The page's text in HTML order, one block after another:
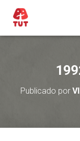
Publicado por